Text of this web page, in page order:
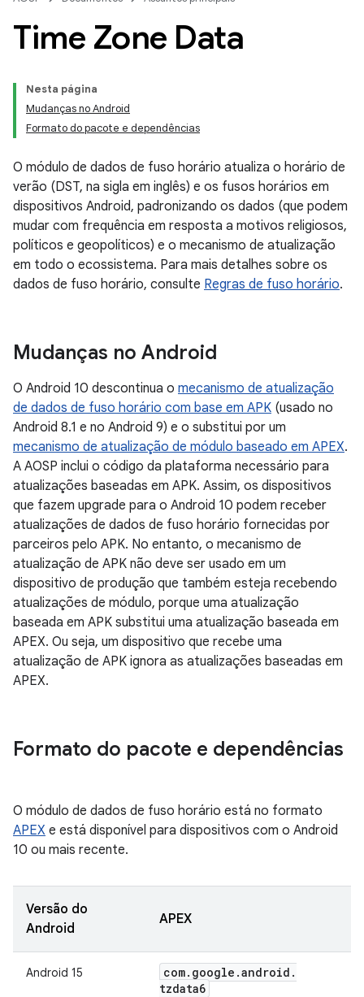
Time Zone Data
Nesta página
Mudanças no Android
Formato do pacote e dependências
O módulo de dados de fuso horário atualiza o horário de
verão (DST, na sigla em inglês) e os fusos horários em
dispositivos Android, padronizando os dados (que podem
mudar com frequência em resposta a motivos religiosos,
políticos e geopolíticos) e o mecanismo de atualização
em todo o ecossistema. Para mais detalhes sobre os
dados de fuso horário, consulte Regras de fuso horário.
Mudanças no Android
O Android 10 descontinua o mecanismo de atualização
de dados de fuso horário com base em APK (usado no
Android 8.1 e no Android 9) e o substitui por um
mecanismo de atualização de módulo baseado em APEX.
A AOSP inclui o código da plataforma necessário para
atualizações baseadas em APK. Assim, os dispositivos
que fazem upgrade para o Android 10 podem receber
atualizações de dados de fuso horário fornecidas por
parceiros pelo APK. No entanto, o mecanismo de
atualização de APK não deve ser usado em um
dispositivo de produção que também esteja recebendo
atualizações de módulo, porque uma atualização
baseada em APK substitui uma atualização baseada em
APEX. Ou seja, um dispositivo que recebe uma
atualização de APK ignora as atualizações baseadas em
APEX.
Formato do pacote e dependências
O módulo de dados de fuso horário está no formato
APEX e está disponível para dispositivos com o Android
10 ou mais recente.
Versão do
Android
APEX
Android 15 com. google .android .
tzdata6